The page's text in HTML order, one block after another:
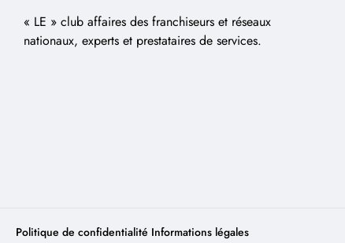
« LE » club affaires des franchiseurs et réseaux
nationaux, experts et prestataires de services.
Politique de confidentialité Informations légales